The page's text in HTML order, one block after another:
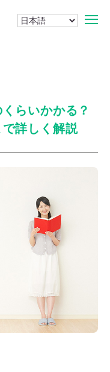
らいかかる？
詳しく解説